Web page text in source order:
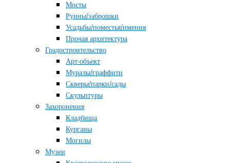
Мосты
Руины/заброшки
Усадьбы/поместья/имения
Прочая архитектура
Градостроительство
Арт-объект
Муралы/граффити
Скверы/парки/сады
Скульптуры
Захоронения
Кладбища
Курганы
Могилы
Музеи